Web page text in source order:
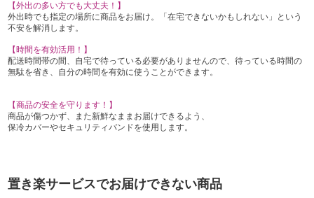
【外出の多い方でも大丈夫！】
外出時でも指定の場所に商品をお届け。「在宅できないかもしれない」という
不安を解消します。
【時間を有効活用！】
配送時間帯の間、自宅で待っている必要がありませんので、待っている時間の
無駄を省き、自分の時間を有効に使うことができます。
【商品の安全を守ります！】
商品が傷つかず、また新鮮なままお届けできるよう、
保冷カバーやセキュリティバンドを使用します。
置き楽サービスでお届けできない商品